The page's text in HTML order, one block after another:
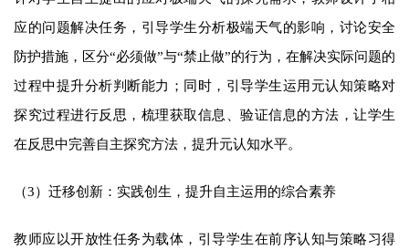
应的问题解决任务，引导学生分析极端天气的影响，讨论安全
防护措施，区分“必须做”与“禁止做”的行为，在解决实际问题的
过程中提升分析判断能力；同时，引导学生运用元认知策略对
探究过程进行反思，梳理获取信息、验证信息的方法，让学生
在反思中完善自主探究方法，提升元认知水平。
（3）迁移创新：实践创生，提升自主运用的综合素养
教师应以开放性任务为载体，引导学生在前序认知与策略习得